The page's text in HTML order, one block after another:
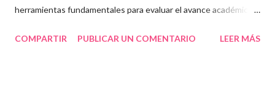
herramientas fundamentales para evaluar el avance académico
descargable en PDF, diseñado para docentes que buscan
COMPARTIR PUBLICAR UN COMENTARIO LEER MÁS